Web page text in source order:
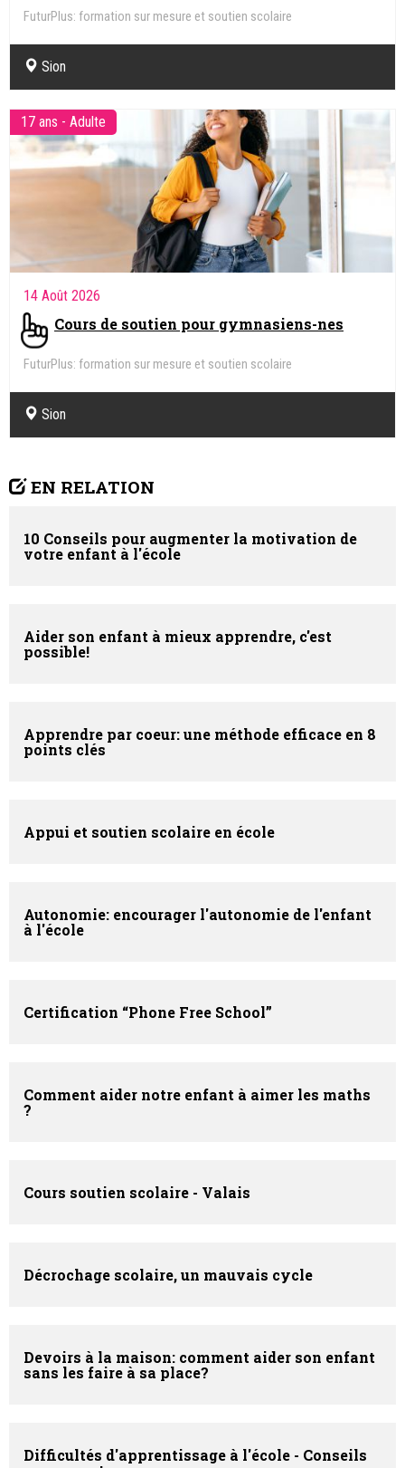
FuturPlus: formation sur mesure et soutien scolaire
Sion
17 ans - Adulte
14 Août 2026
Cours de soutien pour gymnasiens-nes
FuturPlus: formation sur mesure et soutien scolaire
Sion
EN RELATION
10 Conseils pour augmenter la motivation de
votre enfant à l'école
Aider son enfant à mieux apprendre, c'est
possible!
Apprendre par coeur: une méthode efficace en 8
points clés
Appui et soutien scolaire en école
Autonomie: encourager l'autonomie de l'enfant
à l'école
Certification “Phone Free School”
Comment aider notre enfant à aimer les maths
?
Cours soutien scolaire - Valais
Décrochage scolaire, un mauvais cycle
Devoirs à la maison: comment aider son enfant
sans les faire à sa place?
Difficultés d'apprentissage à l'école - Conseils